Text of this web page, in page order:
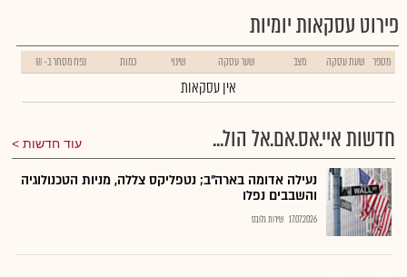
פירוט עסקאות יומיות
מספר שעת עסקה מצב שער עסקה שינוי כמות נפח מסחר ב- ₪
אין עסקאות
חדשות איי.אס.אם.אל הול... עוד חדשות
נעילה אדומה בארה"ב; נטפליקס צללה, מניות הטכנולוגיה
והשבבים נפלו
17.07.2026 שירות גלובס